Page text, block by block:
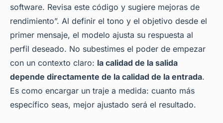
software. Revisa este código y sugiere mejoras de
rendimiento”. Al definir el tono y el objetivo desde el
primer mensaje, el modelo ajusta su respuesta al
perfil deseado. No subestimes el poder de empezar
con un contexto claro: la calidad de la salida
depende directamente de la calidad de la entrada.
Es como encargar un traje a medida: cuanto más
específico seas, mejor ajustado será el resultado.